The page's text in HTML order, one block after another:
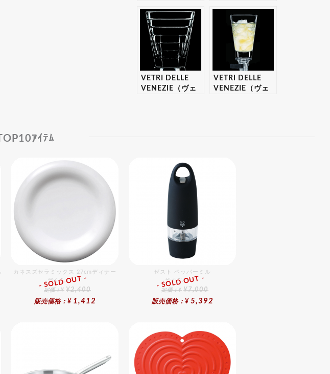
ネツィエ） ディ
ーヴァ オールド
250 (旧260) 6個
入りセット 【ギ
フト・プレゼント
対応可】
ネツィエ） マー
キュイーズ 340
オールド 6個入り
セット 【ギフ
ト・プレゼント対
応可】
VETRI DELLE
VENEZIE（ヴェ
VETRI DELLE
VENEZIE（ヴェ
ｱｲﾃﾑ
カネスズセラミックス 27cmディナー
総合ﾗﾝｷﾝｸﾞ
定価：¥ ¥2,400
販売価格：¥ 1,412
- SOLD OUT -
ゼスト ペッパーミル
総合ﾗﾝｷﾝｸﾞ
定価：¥ ¥7,000
販売価格：¥ 5,392
- SOLD OUT -